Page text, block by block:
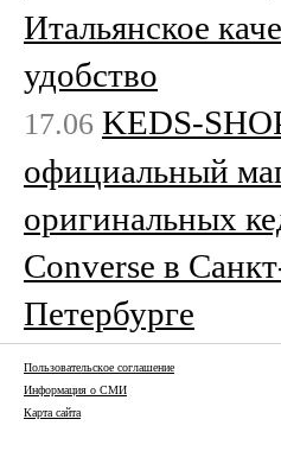
Итальянское
удобство
17.06 KEDS-
официальный
оригинальных
Converse в
Петербурге
Пользовательское соглашение
Информация о СМИ
Карта сайта